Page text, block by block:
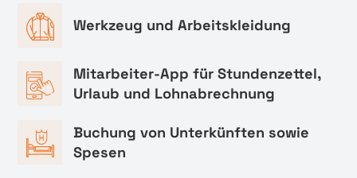
Werkzeug und Arbeitskleidung
Mitarbeiter-App für Stundenzettel,
Urlaub und Lohnabrechnung
Buchung von Unterkünften sowie
Spesen